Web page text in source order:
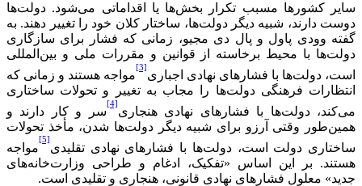
سایر کشورها مسبب تکرار بخش‌ها یا اقداماتی می‌شود. دولت‌ها
دوست دارند، شبیه دیگر دولت‌ها، ساختار کلان خود را تغییر دهند. به
گفته وودی پاول و پال دی مجیو، زمانی که فشار برای سازگاری
دولت‌ها با محیط برخاسته از قوانین و مقررات ملی و بین‌المللی
است، دولت‌ها با فشارهای نهادی اجباری
[3]
مواجه هستند و زمانی که
انتظارات فرهنگی دولت‌ها را مجاب به تغییر و تحولات ساختاری
می‌کند، دولت‌ها با فشارهای نهادی هنجاری
[4]
سر و کار دارند و
همین‌طور وقتی آرزو برای شبیه دیگر دولت‌ها شدن، مأخذ تحولات
ساختاری دولت است، دولت‌ها با فشارهای نهادی تقلیدی
[5]
مواجه
هستند. بر این اساس «تفکیک، ادغام و طراحی وزارت‌خانه‌های
جدید» معلول فشارهای نهادی قانونی، هنجاری و تقلیدی است.